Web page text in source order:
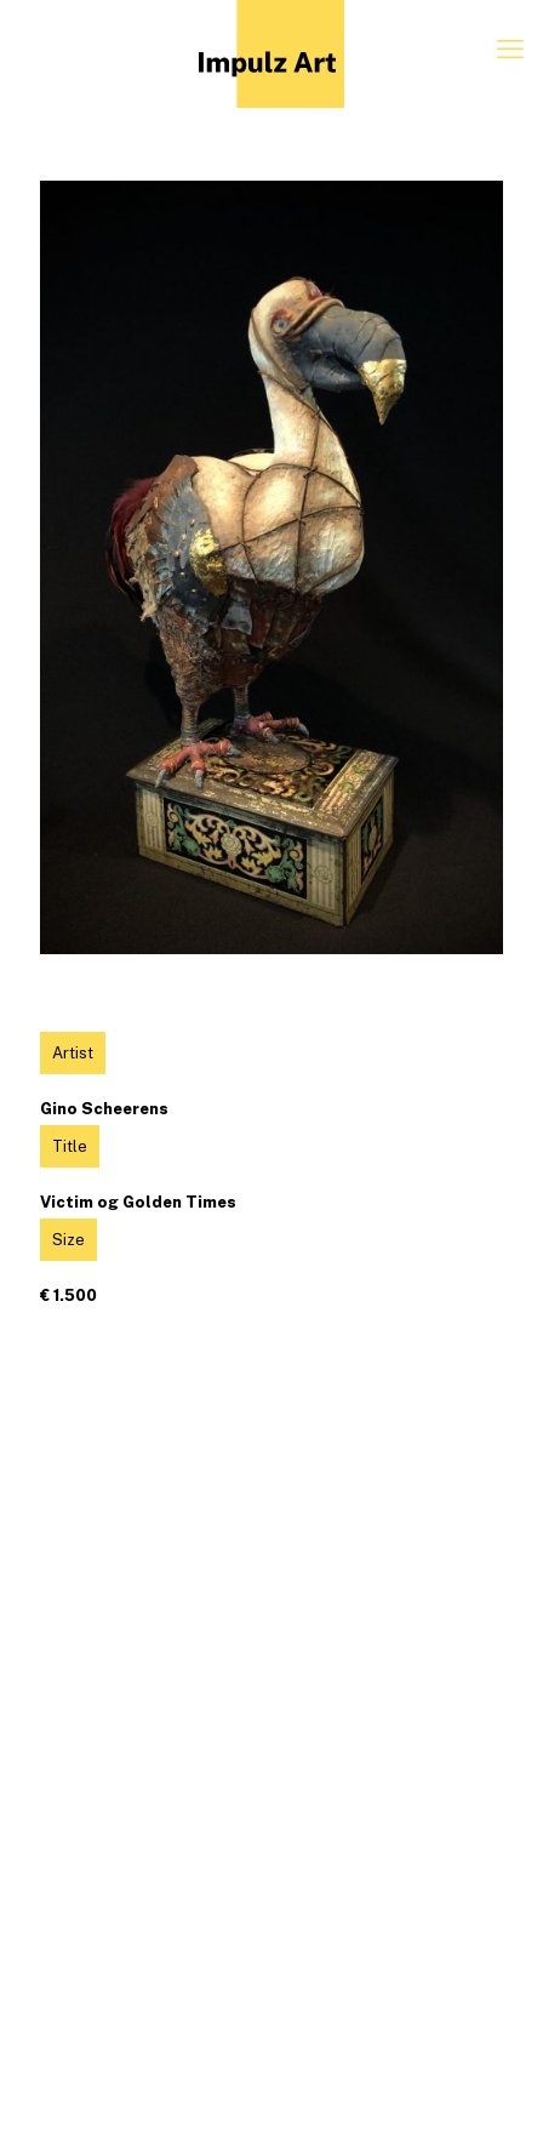
Artist
Gino Scheerens
Title
Victim og Golden Times
Size
€ 1.500